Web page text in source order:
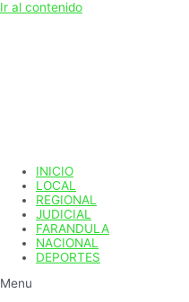
Ir al contenido
INICIO
LOCAL
REGIONAL
JUDICIAL
FARANDULA
NACIONAL
DEPORTES
Menu